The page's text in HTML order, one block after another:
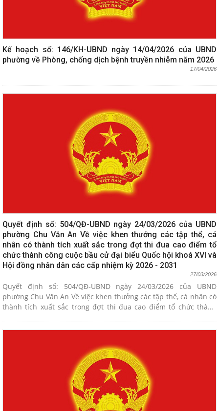
Kế hoạch số: 146/KH-UBND ngày 14/04/2026 của UBND
phường về Phòng, chống dịch bệnh truyền nhiễm năm 2026
17/04/2026
Quyết định số: 504/QĐ-UBND ngày 24/03/2026 của UBND
phường Chu Văn An Về việc khen thưởng các tập thể, cá
nhân có thành tích xuất sắc trong đợt thi đua cao điểm tổ
chức thành công cuộc bầu cử đại biểu Quốc hội khoá XVI và
Hội đồng nhân dân các cấp nhiệm kỳ 2026 - 2031
27/03/2026
Quyết định số: 504/QĐ-UBND ngày 24/03/2026 của UBND
phường Chu Văn An Về việc khen thưởng các tập thể, cá nhân có
thành tích xuất sắc trong đợt thi đua cao điểm tổ chức thành